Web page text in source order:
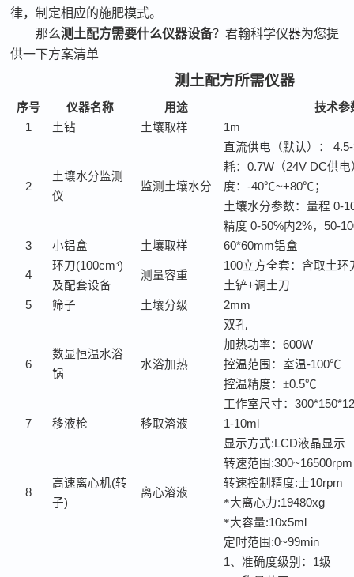
律，制定相应的施肥模式。
那么测土配方需要什么仪器设备？君翰科学仪器为您提
供一下方案清单
测土配方所需仪器
序号 仪器名称 用途
技术参
1
土钻 土壤取样 1m
2
土壤水分监测
仪
监测土壤水分
直流供电（默认）：
耗： 0.7W（24V DC供电
度： -40℃~+80℃；
土壤水分参数：量程 0-
精度 0-50%内2%， 50-
3
小铝盒 土壤取样 60*60mm铝盒
4
环刀(100cm³)
及配套设备
测量容重
100立方全套：含取土环
土铲+调土刀
5
筛子 土壤分级 2mm
6
数显恒温水浴
锅
水浴加热
双孔
加热功率： 600W
控温范围：室温-100℃
控温精度： ±0.5℃
工作室尺寸：
7
移液枪 移取溶液 1-10ml
8
高速离心机(转
子)
离心溶液
显示方式:LCD液晶显示
转速范围 :300~16500rpm
转速控制精度:士10rpm
*大离心力:19480xg
*大容量:10x5ml
定时范围 :0~99min
1、准确度级别： 1级